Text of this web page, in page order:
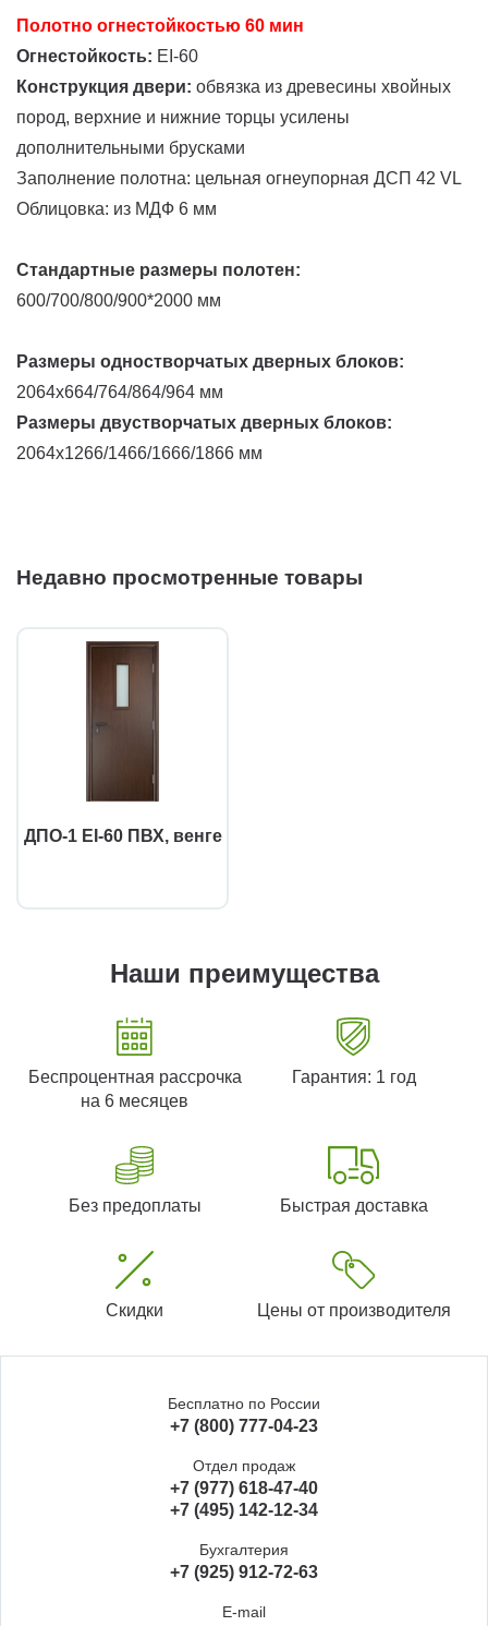
Полотно огнестойкостью 60 мин
Огнестойкость: EI-60
Конструкция двери: обвязка из древесины хвойных
пород, верхние и нижние торцы усилены
дополнительными брусками
Заполнение полотна: цельная огнеупорная ДСП 42 VL
Облицовка: из МДФ 6 мм
Стандартные размеры полотен:
600/700/800/900*2000 мм
Размеры одностворчатых дверных блоков:
2064х664/764/864/964 мм
Размеры двустворчатых дверных блоков:
2064х1266/1466/1666/1866 мм
Недавно просмотренные товары
ДПО-1 EI-60 ПВХ, венге
Наши преимущества
Беспроцентная рассрочка
на 6 месяцев
Гарантия: 1 год
Без предоплаты Быстрая доставка
Скидки Цены от производителя
Бесплатно по России
+7 (800) 777-04-23
Отдел продаж
+7 (977) 618-47-40
+7 (495) 142-12-34
Бухгалтерия
+7 (925) 912-72-63
E-mail